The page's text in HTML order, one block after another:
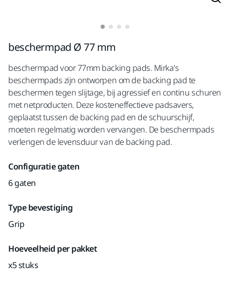
beschermpad Ø 77 mm
beschermpad voor 77mm backing pads. Mirka's
beschermpads zijn ontworpen om de backing pad te
beschermen tegen slijtage, bij agressief en continu schuren
met netproducten. Deze kosteneffectieve padsavers,
geplaatst tussen de backing pad en de schuurschijf,
moeten regelmatig worden vervangen. De beschermpads
verlengen de levensduur van de backing pad.
Configuratie gaten
6 gaten
Type bevestiging
Grip
Hoeveelheid per pakket
x5 stuks